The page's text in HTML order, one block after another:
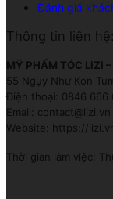
Đánh giá
Thông tin liên hệ:
MỸ PHẨM TÓC LiZi
55 Ngụy Như Kon
Điện thoại: 0846 666
Email: contact@lizi.vn
Website: https://
Thời gian làm việc: